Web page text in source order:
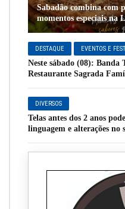
Sabadão combina com
momentos especiais na
DESTAQUE EVENTOS E
Neste sábado (08): Banda
Restaurante Sagrada
DIVERSOS
Telas antes dos 2 anos
linguagem e alterações no